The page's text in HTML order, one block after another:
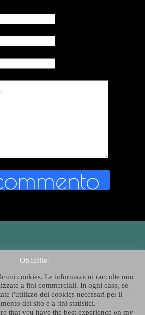
Oh Hello!
cookies. Le informazioni raccolte non
a fini commerciali. In ogni caso, se
l'utilizzo dei cookies necessari per il
del sito e a fini statistici.
that you have the best experience on my